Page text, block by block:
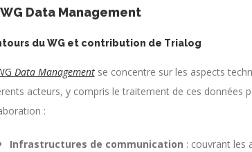
Data Management
du WG et contribution de Trialog
Data Managementse concentre sur les aspects
acteurs, y compris le traitement de ces données
:
Infrastructures de communication : couvrant les